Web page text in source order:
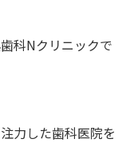
科Nクリニックで
力した歯科医院を